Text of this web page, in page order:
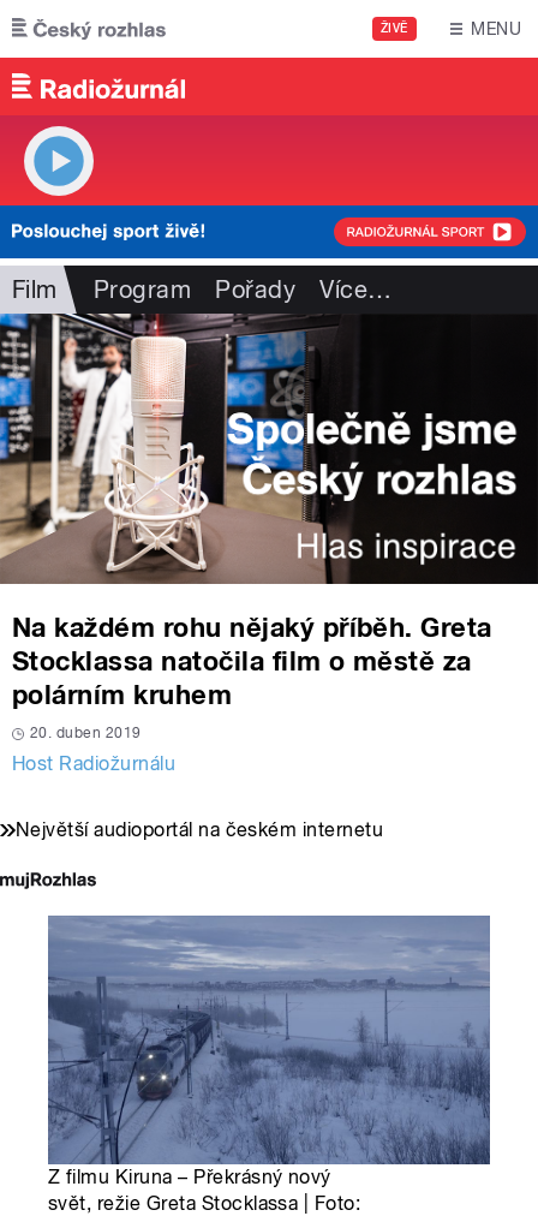
Přejít k hlavnímu obsahu
ŽIVĚ MENU
Film Program Pořady Více…
Na každém rohu nějaký příběh. Greta
Stocklassa natočila film o městě za
polárním kruhem
20. duben 2019
Host Radiožurnálu
Největší audioportál na českém internetu
Z filmu Kiruna – Překrásný nový
svět, režie Greta Stocklassa | Foto: